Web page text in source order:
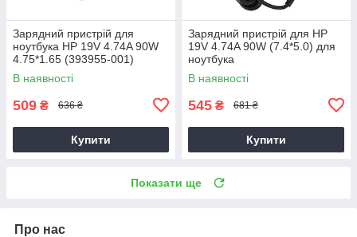
Зарядний пристрій для
ноутбука HP 19V 4.74A 90W
4.75*1.65 (393955-001)
В наявності
509 ₴ 636 ₴
Купити
Зарядний пристрій для HP
19V 4.74A 90W (7.4*5.0) для
ноутбука
В наявності
545 ₴ 681 ₴
Купити
Показати ще
Про нас